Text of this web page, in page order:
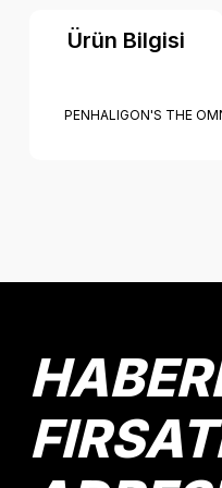
Ürün Bilgisi
PENHALIGON'S THE
Ürün resmi
Ürün fiyatı diğer